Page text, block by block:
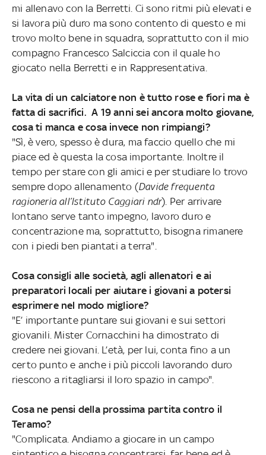
mi allenavo con la Berretti. Ci sono ritmi più elevati e
si lavora più duro ma sono contento di questo e mi
trovo molto bene in squadra, soprattutto con il mio
compagno Francesco Salciccia con il quale ho
giocato nella Berretti e in Rappresentativa.
La vita di un calciatore non è tutto rose e fiori ma è
fatta di sacrifici. A 19 anni sei ancora molto giovane,
cosa ti manca e cosa invece non rimpiangi?
"Sì, è vero, spesso è dura, ma faccio quello che mi
piace ed è questa la cosa importante. Inoltre il
tempo per stare con gli amici e per studiare lo trovo
sempre dopo allenamento (Davide frequenta
ragioneria all’Istituto Caggiari ndr). Per arrivare
lontano serve tanto impegno, lavoro duro e
concentrazione ma, soprattutto, bisogna rimanere
con i piedi ben piantati a terra".
Cosa consigli alle società, agli allenatori e ai
preparatori locali per aiutare i giovani a potersi
esprimere nel modo migliore?
"E’ importante puntare sui giovani e sui settori
giovanili. Mister Cornacchini ha dimostrato di
credere nei giovani. L’età, per lui, conta fino a un
certo punto e anche i più piccoli lavorando duro
riescono a ritagliarsi il loro spazio in campo".
Cosa ne pensi della prossima partita contro il
Teramo?
"Complicata. Andiamo a giocare in un campo